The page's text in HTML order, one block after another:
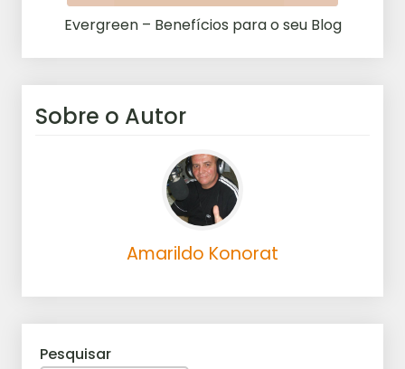
Evergreen – Benefícios para o seu Blog
Sobre o Autor
Amarildo Konorat
Pesquisar